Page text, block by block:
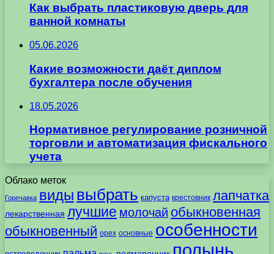
Как выбрать пластиковую дверь для
ванной комнаты
05.06.2026
Какие возможности даёт диплом
бухгалтера после обучения
18.05.2026
Нормативное регулирование розничной
торговли и автоматизация фискального
учета
Облако меток
Горечавка виды выбрать капуста крестовник лапчатка
лекарственная лучшие молочай обыкновенная
обыкновенный орех основные особенности